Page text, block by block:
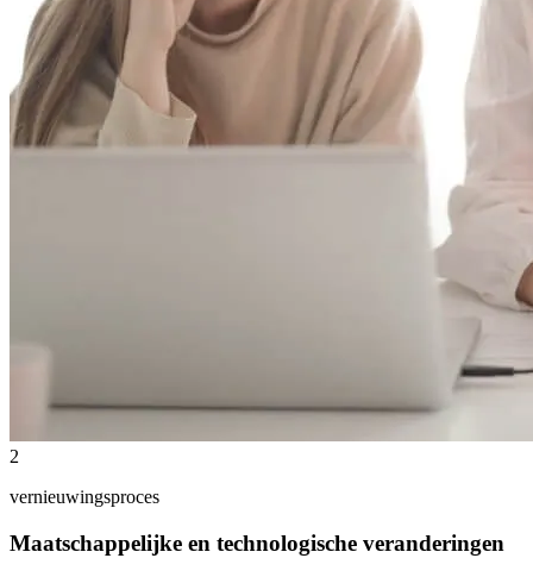
2
vernieuwingsproces
Maatschappelijke en technologische veranderingen